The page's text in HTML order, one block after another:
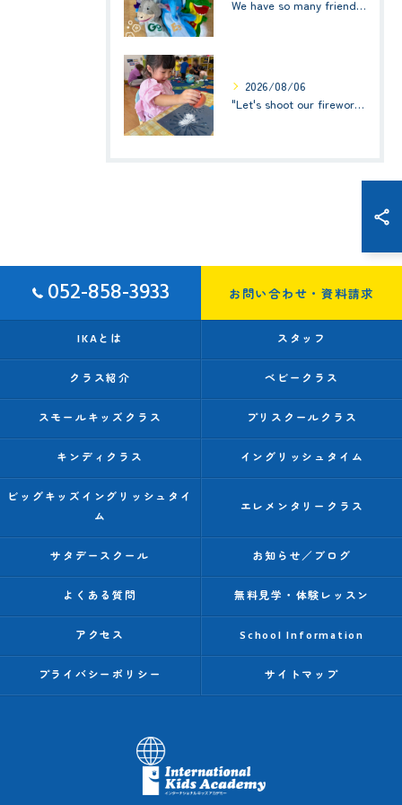
We have so many friends in this classroom! (お友達いっぱい！)Small Kids☆1歳児クラス
2026/08/06
"Let's shoot our fireworks!" (みんなで花火を打ち上げよう！) ☆ Preschool (2歳児クラス)
052-858-3933 お問い合わせ・資料請求
IKAとは スタッフ
クラス紹介 ベビークラス
スモールキッズクラス プリスクールクラス
キンディクラス イングリッシュタイム
ビッグキッズイングリッシュタイ
ム
エレメンタリークラス
サタデースクール お知らせ／ブログ
よくある質問 無料見学・体験レッスン
アクセス School Information
プライバシーポリシー サイトマップ